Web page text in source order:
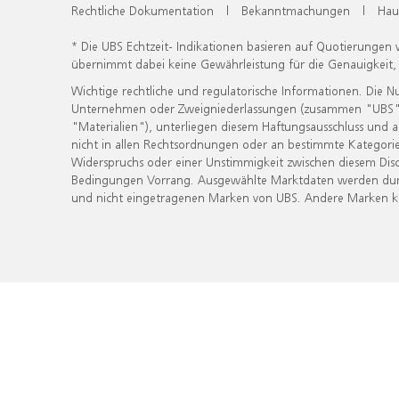
Rechtliche Dokumentation | Bekanntmachungen |
* Die UBS Echtzeit- Indikationen basieren auf
übernimmt dabei keine Gewährleistung für die
Wichtige rechtliche und regulatorische Informationen. Die
Unternehmen oder Zweigniederlassungen (zusammen
"Materialien"), unterliegen diesem Haftungsausschluss
nicht in allen Rechtsordnungen oder an bestimmte
Widerspruchs oder einer Unstimmigkeit zwischen diesem
Bedingungen Vorrang. Ausgewählte Marktdaten werden
und nicht eingetragenen Marken von UBS. Andere Marken